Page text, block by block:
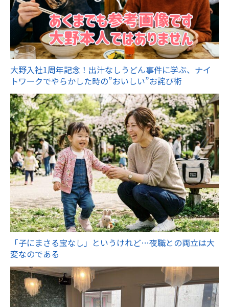
大野入社1周年記念！出汁なしうどん事件に学ぶ、ナイ
トワークでやらかした時の”おいしい”お詫び術
「子にまさる宝なし」というけれど…夜職との両立は大
変なのである